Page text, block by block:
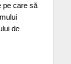
pe care să
de